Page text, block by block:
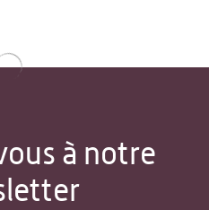
à notre